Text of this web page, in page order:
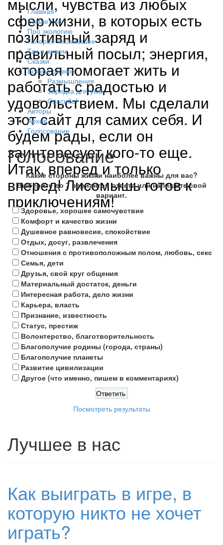
сфер жизни, в которых есть
позитивный заряд и
правильный посыл; энергия,
которая помогает жить и
работать с радостью и
удовольствием. Мы сделали
этот сайт для самих себя. И
будем рады, если он
заинтересует кого-то еще.
Итак, вперед и только
вперед! Лисомышь готов к
приключениям!
Главная
Бывает же
Про экологию
Галерея лисомышек
Так и живем
Сказки
Всякое разное
Размышления
Зарядка для ума
Спасибо!
Авторы
Архив
Голосование
Голосование
Какие стороны жизни наиболее важны для вас?
Выберите до 7 вариантов ответа или напишите свой
вариант.
Здоровье, хорошее самочувствие
Комфорт и качество жизни
Душевное равновесие, спокойствие
Отдых, досуг, развлечения
Отношения с противоположным полом, любовь, секс
Семья, дети
Друзья, свой круг общения
Материальный достаток, деньги
Интересная работа, дело жизни
Карьера, власть
Признание, известность
Статус, престиж
Волонтерство, благотворительность
Благополучие родины (города, страны)
Благополучие планеты
Развитие цивилизации
Другое (что именно, пишем в комментариях)
Посмотреть результаты
Лучшее в нас
Как выиграть в игре, в
которую никто не хочет
играть?